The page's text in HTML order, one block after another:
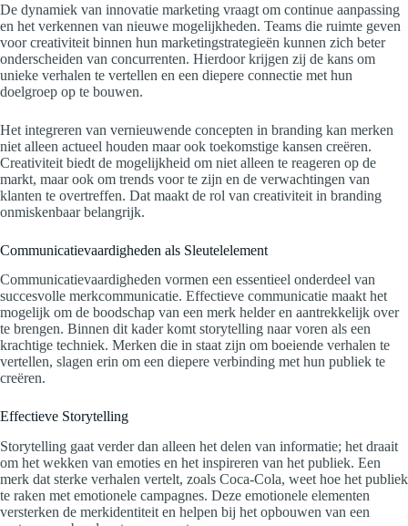
De dynamiek van innovatie marketing vraagt om continue aanpassing
en het verkennen van nieuwe mogelijkheden. Teams die ruimte geven
voor creativiteit binnen hun marketingstrategieën kunnen zich beter
onderscheiden van concurrenten. Hierdoor krijgen zij de kans om
unieke verhalen te vertellen en een diepere connectie met hun
doelgroep op te bouwen.
Het integreren van vernieuwende concepten in branding kan merken
niet alleen actueel houden maar ook toekomstige kansen creëren.
Creativiteit biedt de mogelijkheid om niet alleen te reageren op de
markt, maar ook om trends voor te zijn en de verwachtingen van
klanten te overtreffen. Dat maakt de rol van creativiteit in branding
onmiskenbaar belangrijk.
Communicatievaardigheden als Sleutelelement
Communicatievaardigheden vormen een essentieel onderdeel van
succesvolle merkcommunicatie. Effectieve communicatie maakt het
mogelijk om de boodschap van een merk helder en aantrekkelijk over
te brengen. Binnen dit kader komt storytelling naar voren als een
krachtige techniek. Merken die in staat zijn om boeiende verhalen te
vertellen, slagen erin om een diepere verbinding met hun publiek te
creëren.
Effectieve Storytelling
Storytelling gaat verder dan alleen het delen van informatie; het draait
om het wekken van emoties en het inspireren van het publiek. Een
merk dat sterke verhalen vertelt, zoals Coca-Cola, weet hoe het publiek
te raken met emotionele campagnes. Deze emotionele elementen
versterken de merkidentiteit en helpen bij het opbouwen van een